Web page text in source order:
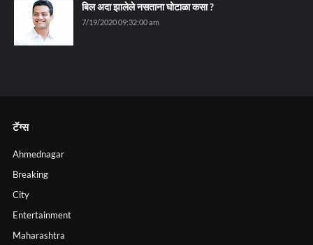
बिल अदा झालेले नसताना घोटाळा कसा ?
7/19/2020 09:32:00 am
टॅग्स
Ahmednagar
Breaking
City
Entertainment
Maharashtra